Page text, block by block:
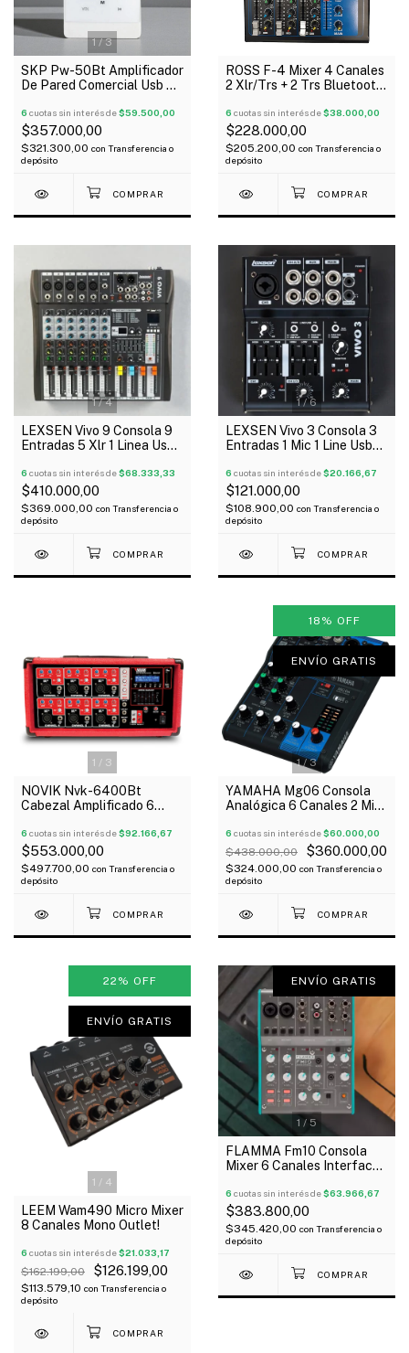
1/3
SKP Pw-50Bt Amplificador
De Pared Comercial Usb Sd
Oferta!
6 cuotas sin interés de$59.500,00
$357.000,00
$321.300,00 con Transferencia o
depósito
ROSS F-4 Mixer 4 Canales
2 Xlr/Trs + 2 Trs Bluetooth
6 cuotas sin interés de$38.000,00
$228.000,00
$205.200,00 con Transferencia o
depósito
1/4
LEXSEN Vivo 9 Consola 9
Entradas 5 Xlr 1 Linea Usb
6 cuotas sin interés de$68.333,33
$410.000,00
$369.000,00 con Transferencia o
depósito
1/6
LEXSEN Vivo 3 Consola 3
Entradas 1 Mic 1 Line Usb
6 cuotas sin interés de$20.166,67
$121.000,00
$108.900,00 con Transferencia o
depósito
1 / 3
NOVIK Nvk-6400Bt
Cabezal Amplificado 6
Bluetooth Sd
6 cuotas sin interés de$92.166,67
$553.000,00
$497.700,00 con Transferencia o
depósito
1/3
18 % OFF
ENVÍO GRATIS
YAMAHA Mg06 Consola
Analógica 6 Canales 2 Mic
6 cuotas sin interés de$60.000,00
$438.000,00 $360.000,00
$324.000,00 con Transferencia o
depósito
1 / 4
22 % OFF
ENVÍO GRATIS
LEEM Wam490 Micro Mixer
8 Canales Mono Outlet!
6 cuotas sin interés de$21.033,17
$162.199,00 $126.199,00
$113.579,10 con Transferencia o
depósito
1 / 5
ENVÍO GRATIS
FLAMMA Fm10 Consola
Mixer 6 Canales Interface
6 cuotas sin interés de$63.966,67
$383.800,00
$345.420,00 con Transferencia o
depósito